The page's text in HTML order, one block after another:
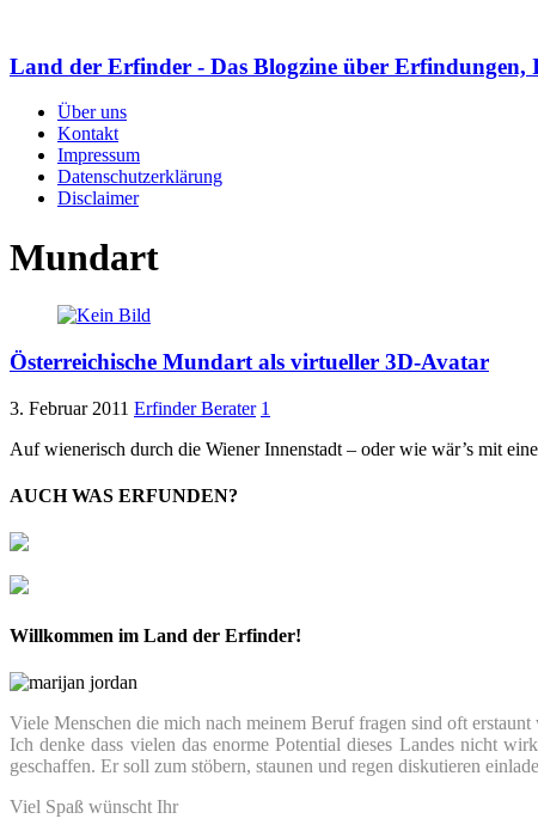
Land der Erfinder - Das Blogzine über Erfindungen,
Über uns
Kontakt
Impressum
Datenschutzerklärung
Disclaimer
Mundart
Österreichische Mundart als virtueller 3D-Avatar
3. Februar 2011 Erfinder Berater 1
Auf wienerisch durch die Wiener Innenstadt – oder wie wär’s mit
AUCH WAS ERFUNDEN?
Willkommen im Land der Erfinder!
Viele Menschen die mich nach meinem Beruf fragen sind oft
Ich denke dass vielen das enorme Potential dieses Landes nicht
geschaffen. Er soll zum stöbern, staunen und regen diskutieren
Viel Spaß wünscht Ihr